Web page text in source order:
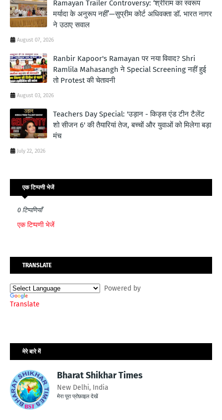
Ramayan Trailer Controversy: ‘श्रीराम का स्वरूप
मर्यादा के अनुरूप नहीं’—सुप्रीम कोर्ट अधिवक्ता डॉ. भारत नागर
ने उठाए सवाल
August 07, 2026
Ranbir Kapoor's Ramayan पर नया विवाद? Shri
Ramlila Mahasangh ने Special Screening नहीं हुई
तो Protest की चेतावनी
August 03, 2026
Teachers Day Special: 'उड़ान - किड्स एंड टीन टैलेंट
शो सीजन 6' की तैयारियां तेज, बच्चों और युवाओं को मिलेगा बड़ा
मंच
July 22, 2026
एक टिप्पणी भेजें
0 टिप्पणियाँ
एक टिप्पणी भेजें
TRANSLATE
Powered by
Translate
मेरे बारे में
Bharat Shikhar Times
New Delhi, India
मेरा पूरा प्रोफ़ाइल देखें